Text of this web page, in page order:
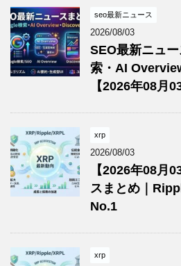
seo最新ニュース
2026/08/03
SEO最新ニュ
索・AI
【2026年08月
xrp
2026/08/03
【2026年08月
スまとめ｜
No.1
xrp